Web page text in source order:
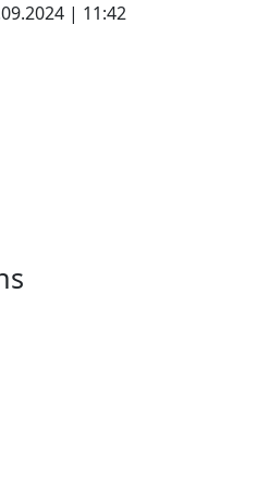
| 11:42